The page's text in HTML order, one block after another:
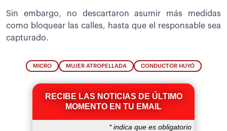
Sin embargo, no descartaron asumir más medidas
como bloquear las calles, hasta que el responsable sea
capturado.
MICRO MUJER ATROPELLADA CONDUCTOR HUYÓ
RECIBE LAS NOTICIAS DE ÚLTIMO
MOMENTO EN TU EMAIL
*indica que es obligatorio